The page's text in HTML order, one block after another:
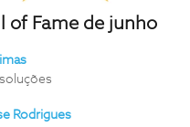
of Fame de junho
Rodrigues